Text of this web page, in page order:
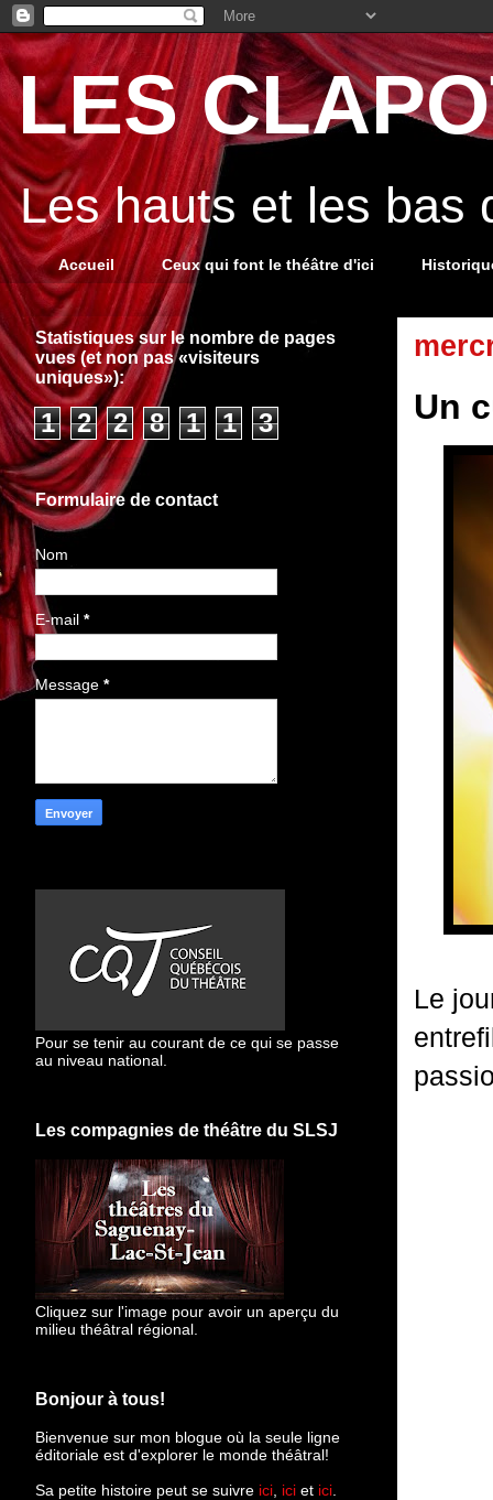
LES
Les hauts et les bas
Accueil Ceux qui font le théâtre d'ici
Un
Le
Statistiques sur le nombre de pages
vues (et non pas «visiteurs
uniques»):
1 2 2 8 1 1 3
Formulaire de contact
Nom
E-mail *
Message *
Pour se tenir au courant de ce qui se passe
au niveau national.
Les compagnies de théâtre du SLSJ
Cliquez sur l'image pour avoir un aperçu du
milieu théâtral régional.
Bonjour à tous!
Bienvenue sur mon blogue où la seule ligne
éditoriale est d'explorer le monde théâtral!
Sa petite histoire peut se suivre ici ici et ici